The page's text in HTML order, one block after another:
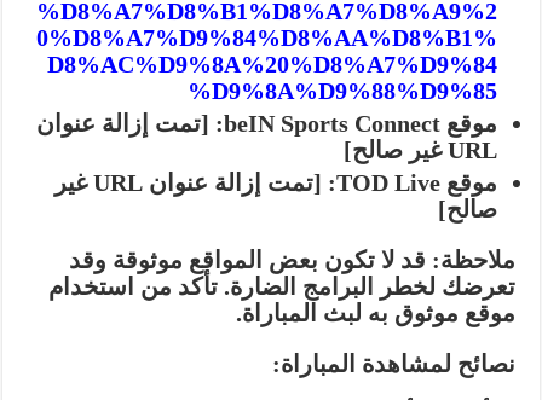
%D8%A7%D8%B1%D8%A7%D8%A9%2
0%D8%A7%D9%84%D8%AA%D8%B1%
D8%AC%D9%8A%20%D8%A7%D9%84
%D9%8A%D9%88%D9%85
موقع beIN Sports Connect:
[تمت إزالة عنوان
URL غير صالح]
موقع TOD Live:
[تمت إزالة عنوان URL غير
صالح]
ملاحظة: قد لا تكون بعض المواقع موثوقة وقد
تعرضك لخطر البرامج الضارة. تأكد من استخدام
موقع موثوق به لبث المباراة.
نصائح لمشاهدة المباراة: